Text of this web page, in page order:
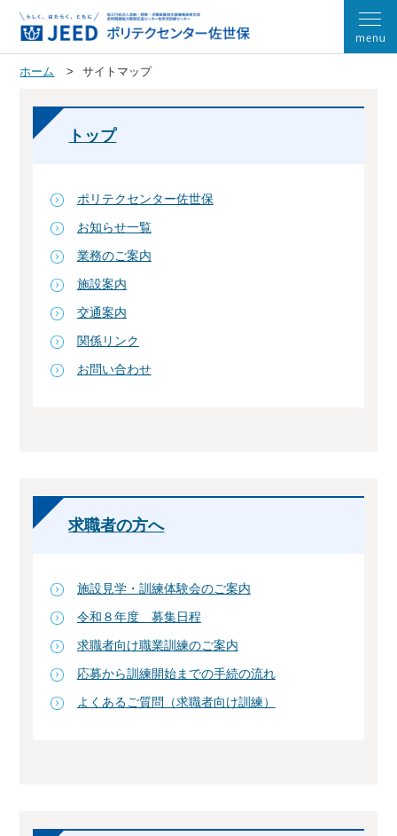
ホーム サイトマップ
トップ
ポリテクセンター佐世保
お知らせ一覧
業務のご案内
施設案内
交通案内
関係リンク
お問い合わせ
求職者の方へ
施設見学・訓練体験会のご案内
令和８年度 募集日程
求職者向け職業訓練のご案内
応募から訓練開始までの手続の流れ
よくあるご質問（求職者向け訓練）